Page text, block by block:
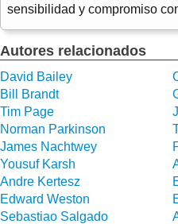
sensibilidad y compromiso
Autores relacionados
David Bailey
Bill Brandt
Tim Page
Norman Parkinson
James Nachtwey
Yousuf Karsh
Andre Kertesz
Edward Weston
Sebastiao Salgado